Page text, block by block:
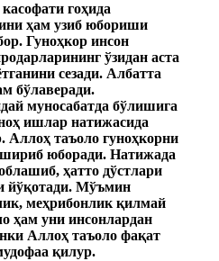
гоҳида
ҳам узиб юбориши
Гуноҳкор инсон
ўзидан аста
сезади. Албатта
бўлаверади.
муносабатда бўлишига
ишлар натижасида
Аллоҳ таъоло гуноҳкорни
юборади. Натижада
ҳатто дўстлари
йўқотади. Мўъмин
меҳрибонлик қилмай
ҳам уни инсонлардан
Аллоҳ таъоло фақат
қилур.